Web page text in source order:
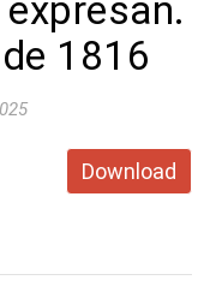
1816
Download